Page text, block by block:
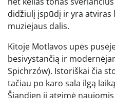
didžiulį įspūdį ir yra atviras
muziejaus dalis.
Kitoje Motlavos upės
besivystančią ir
Spichrzów). Istoriškai čia
tačiau po karo sala ilgą
Šiandien ji atgimė